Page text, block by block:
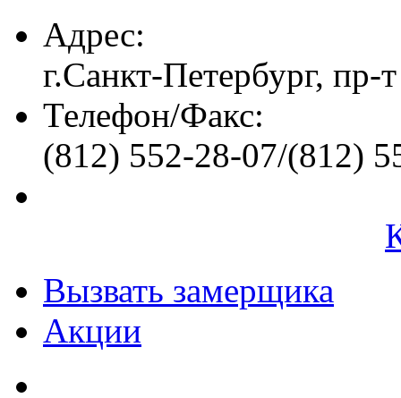
Адрес:
г.Санкт-Петербург, пр-
Телефон/Факс:
(812) 552-28-07/(812)
Вызвать замерщика
Акции